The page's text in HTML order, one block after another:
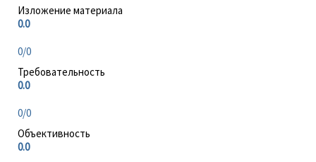
Изложение материала
0.0
0/0
Требовательность
0.0
0/0
Объективность
0.0